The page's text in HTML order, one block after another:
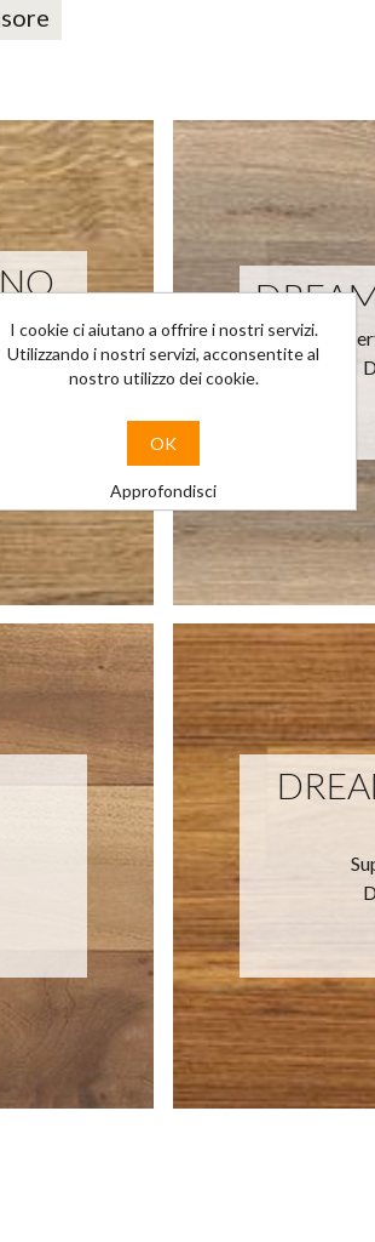
I cookie ci aiutano a offrire i nostri servizi.
Utilizzando i nostri servizi, acconsentite al
nostro utilizzo dei cookie.
OK
Approfondisci